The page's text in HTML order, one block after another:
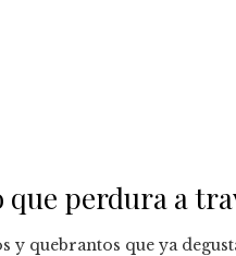
perdura a
y quebrantos que ya